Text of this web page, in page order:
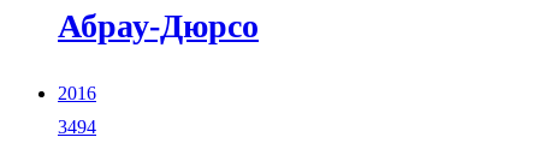
Абрау-Дюрсо
2016
3494